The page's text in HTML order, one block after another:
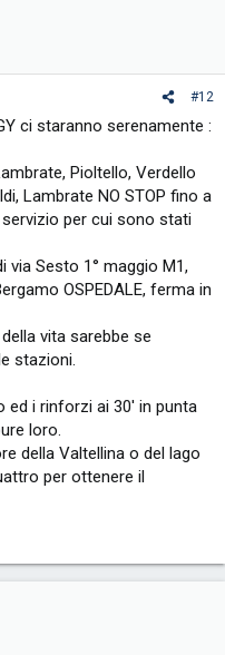
#12
ci staranno serenamente :
Pioltello, Verdello
Lambrate NO STOP fino a
per cui sono stati
via Sesto 1° maggio M1,
OSPEDALE, ferma in
vita sarebbe se
stazioni.
ed i rinforzi ai 30' in punta
loro.
della Valtellina o del lago
per ottenere il